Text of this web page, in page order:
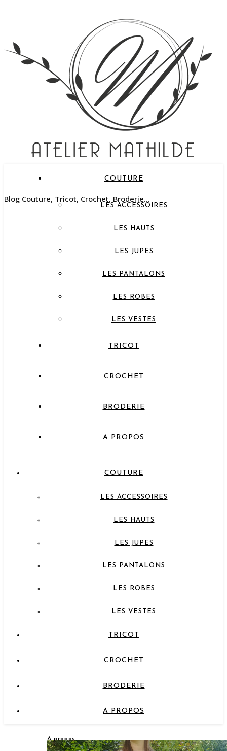
Blog Couture, Tricot, Crochet, Broderie…
COUTURE
LES ACCESSOIRES
LES HAUTS
LES JUPES
LES PANTALONS
LES ROBES
LES VESTES
TRICOT
CROCHET
BRODERIE
A PROPOS
COUTURE
LES ACCESSOIRES
LES HAUTS
LES JUPES
LES PANTALONS
LES ROBES
LES VESTES
TRICOT
CROCHET
BRODERIE
A PROPOS
A propos